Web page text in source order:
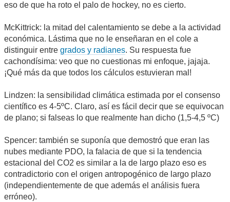
eso de que ha roto el palo de hockey, no es cierto.
McKittrick: la mitad del calentamiento se debe a la actividad
económica. Lástima que no le enseñaran en el cole a
distinguir entre grados y radianes. Su respuesta fue
cachondísima: veo que no cuestionas mi enfoque, jajaja.
¡Qué más da que todos los cálculos estuvieran mal!
Lindzen: la sensibilidad climática estimada por el consenso
científico es 4-5ºC. Claro, así es fácil decir que se equivocan
de plano; si falseas lo que realmente han dicho (1,5-4,5 ºC)
Spencer: también se suponía que demostró que eran las
nubes mediante PDO, la falacia de que si la tendencia
estacional del CO2 es similar a la de largo plazo eso es
contradictorio con el origen antropogénico de largo plazo
(independientemente de que además el análisis fuera
erróneo).